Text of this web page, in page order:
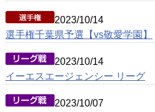
ESAリーグ
OB会
2023/10/14
選手権千葉県予選【vs敬愛学園】
2023/10/14
イーエスエージェンシー リーグ
2023/10/07